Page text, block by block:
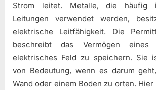
Strom leitet. Metalle, die häufig
Leitungen verwendet werden,
elektrische Leitfähigkeit. Die
beschreibt das Vermögen eines
elektrisches Feld zu speichern. Sie
von Bedeutung, wenn es darum
Wand oder einem Boden zu orten. Hier